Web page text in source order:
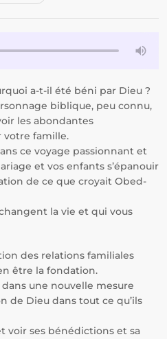
a-t-il été béni par Dieu ?
biblique, peu connu,
les abondantes
votre famille.
ce voyage passionnant et
et vos enfants s’épanouir
de ce que croyait Obed-
la vie et qui vous
des relations familiales
être la fondation.
une nouvelle mesure
de Dieu dans tout ce qu’ils
voir ses bénédictions et sa